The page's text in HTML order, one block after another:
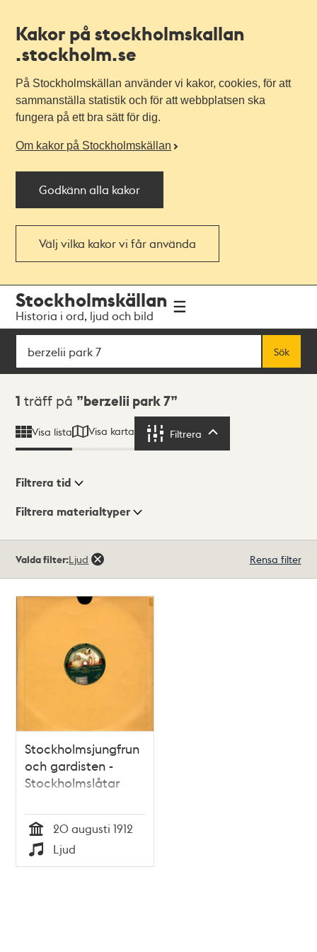
Kakor på stockholmskallan
.stockholm.se
På Stockholmskällan använder vi kakor, cookies, för att
sammanställa statistik och för att webbplatsen ska
fungera på ett bra sätt för dig.
Om kakor på Stockholmskällan
Godkänn alla kakor
Välj vilka kakor vi får använda
navigationen
huvudinnehållet
Stockholmskällan
Historia i ord, ljud och bild
Sök
Sök
Sökresultat
1 träff på berzelii park 7
Visa lista Visa karta Filtrera
Visningsläge
Filtrera tid
Filtrera materialtyper
träffar
Valda filter:Ljud Rensa filter
Stockholmsjungfrun
och gardisten -
Stockholmslåtar
Tid
20 augusti 1912
Typ
Ljud